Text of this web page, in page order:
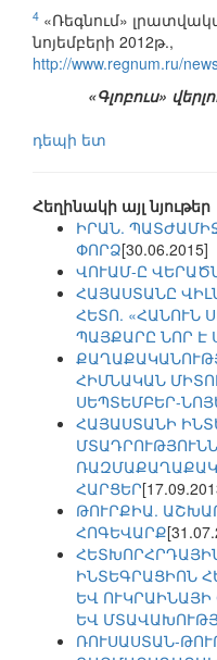
4 «Ռեգնում»
նոյեմբերի 2012թ.,
http://www.regnum.ru/
«Գլոբուս»
դեպի ետ
Հեղինակի այլ նյութեր
ԻՐԱՆ.
ՓՈՐՁ[30.06.2015]
ՎՈՒԱՄ-Ը
ՀԱՅԱՍՏԱՆԸ
ՀԵՏՈ. «ՀԱՆՈՒՆ
ՊԱՅՔԱՐԸ ՆՈՐ Է
ՀԻՄՆԱԿԱՆ
ՍԵՊՏԵՄԲԵՐ-
ՀԱՅԱՍՏԱՆԻ
ՀԱՐՑԵՐ
ԹՈՒՐՔԻԱ.
ՀՈԳԵՎԱՐՔ
ԻՆՏԵԳՐԱՑԻՈՆ
ԵՎ
ԵՎ
ՌՈՒՍԱՍՏԱՆ-